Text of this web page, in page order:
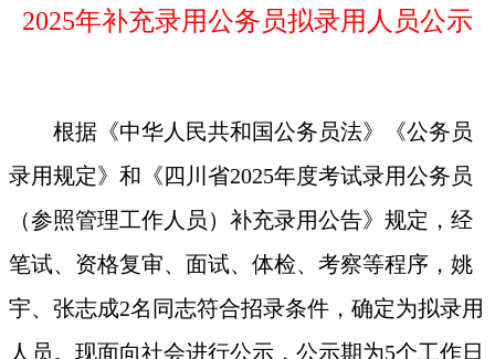
2025年补充录用公务员拟录用人员公示
根据《中华人民共和国公务员法》《公务员
录用规定》和《四川省2025年度考试录用公务员
（参照管理工作人员）补充录用公告》规定，经
笔试、资格复审、面试、体检、考察等程序，姚
宇、张志成2名同志符合招录条件，确定为拟录用
人员。现面向社会进行公示，公示期为5个工作日